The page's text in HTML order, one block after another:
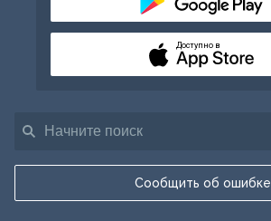
Сообщить об ошибке
Доступно в